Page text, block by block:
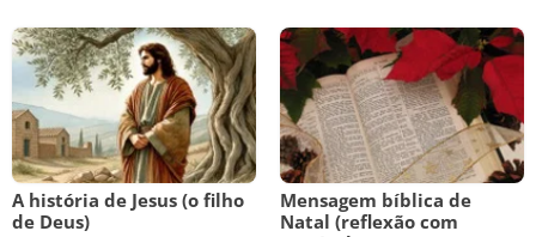
A história de Jesus (o filho
de Deus)
Mensagem bíblica de
Natal (reflexão com